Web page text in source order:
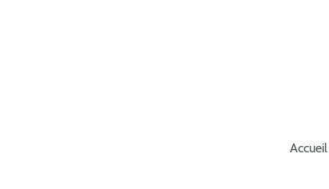
Accueil